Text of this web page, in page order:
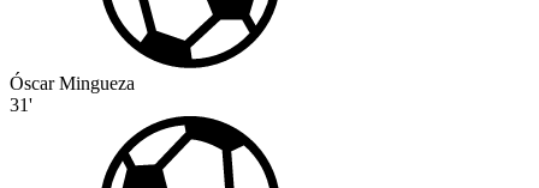
Óscar Mingueza
31'